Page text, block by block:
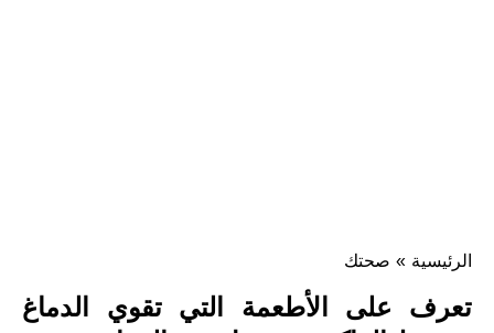
الرئيسية » صحتك
تعرف على الأطعمة التي تقوي الدماغ